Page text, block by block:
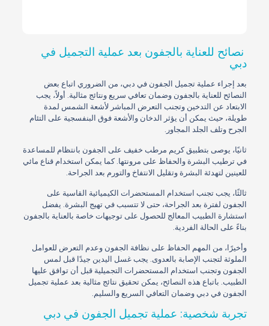
نصائح للعناية بالجفون بعد عملية التجميل في
دبي
بعد إجراء عملية تجميل الجفون في دبي، من الضروري اتباع بعض
النصائح للعناية بالجفون وضمان تعافي سريع ونتائج مثالية. أولاً، يجب
الابتعاد عن التدخين وتجنب التعرض المباشر لأشعة الشمس لمدة
طويلة، حيث يمكن أن يؤثر الدخان والأشعة فوق البنفسجية على التئام
الجرح وتلف الجلد المجاور.
ثانيًا، يوصى بتطبيق كريم مرطب خفيف على الجفون بانتظام للمساعدة
في ترطيب البشرة والحفاظ على مرونتها. كما يمكن استخدام قناع مائي
للعينين لتهدئة البشرة وتقليل الانتفاخ والتورم بعد الجراحة.
ثالثًا، يجب تجنب استخدام المستحضرات الكيميائية القاسية على
الجفون لفترة بعد الجراحة، حتى لا تتسبب في تهيج البشرة. يفضل
استشارة الطبيب المعالج للحصول على توجيهات خاصة بالعناية بالجفون
بناءً على الحالة الفردية.
وأخيرًا، من المهم الحفاظ على نظافة الجفون وعدم التعرض للعوامل
الملوثة لتجنب الإصابة بالعدوى. يجب غسل اليدين جيدًا قبل لمس
الجفون وتجنب استخدام المستحضرات التجميلية قبل أن توافق عليها
الطبيب. باتباع هذه النصائح، يمكن تحقيق نتائج مثالية بعد عملية تجميل
الجفون في دبي وضمان التعافي السريع والسليم.
تجربة شخصية: عملية تجميل الجفون في دبي